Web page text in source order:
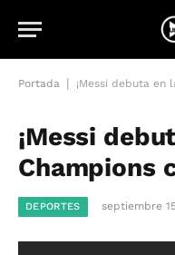
Portada ¡Messi debuta en
¡Messi
Champions
DEPORTES septiembre